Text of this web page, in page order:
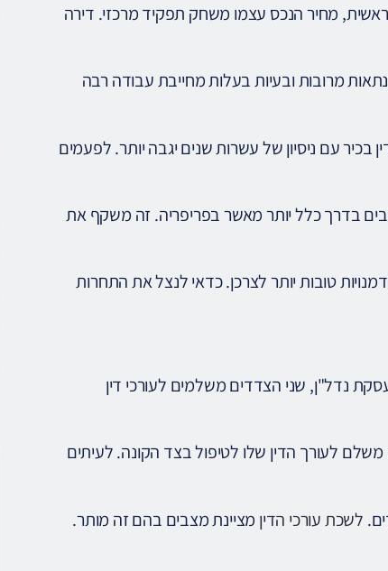
מחיר הנכס עצמו משחק תפקיד מרכזי. דירה
מרובות ובעיות בעלות מחייבת עבודה רבה
בכיר עם ניסיון של עשרות שנים יגבה יותר. לפעמים
בדרך כלל יותר מאשר בפריפריה. זה משקף את
טובות יותר לצרכן. כדאי לנצל את התחרות
נדל"ן, שני הצדדים משלמים לעורכי דין
לעורך הדין שלו לטיפול בצד הקונה. לעיתים
לשכת עורכי הדין מציינת מצבים בהם זה מותר.